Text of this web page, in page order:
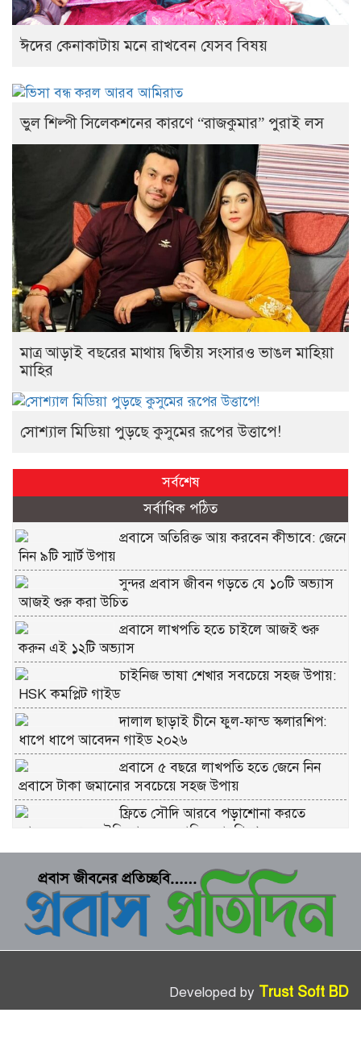
ঈদের কেনাকাটায় মনে রাখবেন যেসব বিষয়
ভুল শিল্পী সিলেকশনের কারণে “রাজকুমার” পুরাই লস
মাত্র আড়াই বছরের মাথায় দ্বিতীয় সংসারও ভাঙল মাহিয়া
মাহির
সোশ্যাল মিডিয়া পুড়ছে কুসুমের রূপের উত্তাপে!
সর্বশেষ
সর্বাধিক পঠিত
প্রবাসে অতিরিক্ত আয় করবেন কীভাবে: জেনে
নিন ৯টি স্মার্ট উপায়
সুন্দর প্রবাস জীবন গড়তে যে ১০টি অভ্যাস
আজই শুরু করা উচিত
প্রবাসে লাখপতি হতে চাইলে আজই শুরু
করুন এই ১২টি অভ্যাস
চাইনিজ ভাষা শেখার সবচেয়ে সহজ উপায়:
HSK কমপ্লিট গাইড
দালাল ছাড়াই চীনে ফুল-ফান্ড স্কলারশিপ:
ধাপে ধাপে আবেদন গাইড ২০২৬
প্রবাসে ৫ বছরে লাখপতি হতে জেনে নিন
প্রবাসে টাকা জমানোর সবচেয়ে সহজ উপায়
ফ্রিতে সৌদি আরবে পড়াশোনা করতে
আবেদন করুন সৌদি আরব সরকারি স্কলারশিপে
কুরবানীর প্রতিটি পশমে সওয়াব: ইসলাম কী
বলে জানুন
ভাগে কুরবানি দেওয়ার নিয়ম: সবচেয়ে সহজ
ব্যাখ্যা
Developed by Trust Soft BD